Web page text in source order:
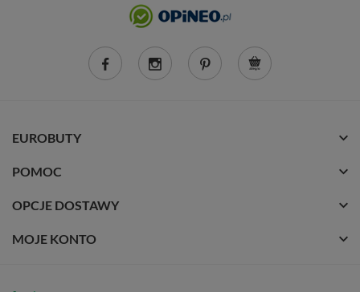
EUROBUTY
POMOC
OPCJE DOSTAWY
MOJE KONTO